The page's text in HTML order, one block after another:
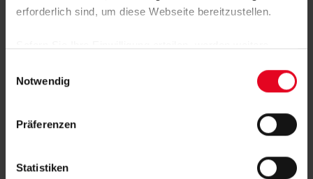
erforderlich sind, um diese Webseite bereitzustellen.
Daten von Ihnen (z.B. persönlichen Identifikatoren oder
IP-Adressen) verarbeitet werden. Durch Klicken auf den
Speicherung aller aufgeführten Cookies und der
Daten für die unten jeweils angegebene Zwecke gem. §
Notwendig
Präferenzen
Statistiken
SALE